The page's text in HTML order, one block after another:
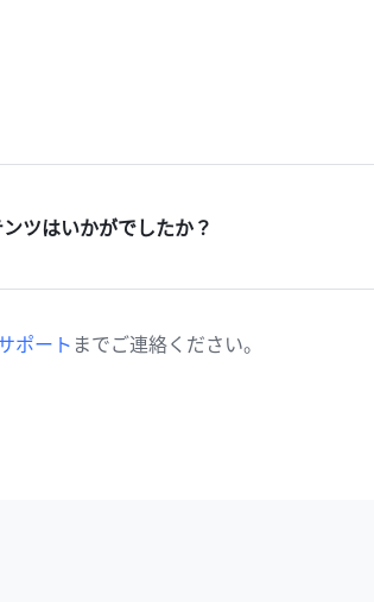
ツはいかがでしたか？
ポート までご連絡ください。